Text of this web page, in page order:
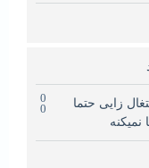
0
0
زایی حتما